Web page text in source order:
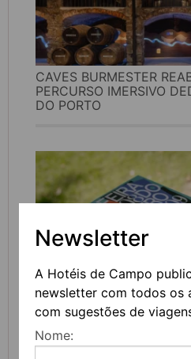
Newsletter
A Hotéis de Campo
newsletter com todos os
com sugestões de
Nome:
CAVES BURMESTER
PERCURSO IMERSIVO
DO PORTO
FEIRA DO LIVRO DO
MAIS DE 200
LITERATURA, MÚSICA E